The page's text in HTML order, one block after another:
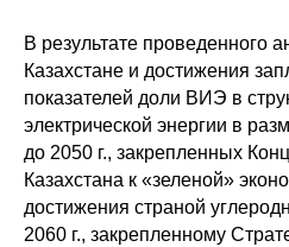
В результате проведенного
Казахстане и достижения
показателей доли ВИЭ в
электрической энергии в
до 2050 г., закрепленных
Казахстана к «зеленой»
достижения страной
2060 г., закрепленному